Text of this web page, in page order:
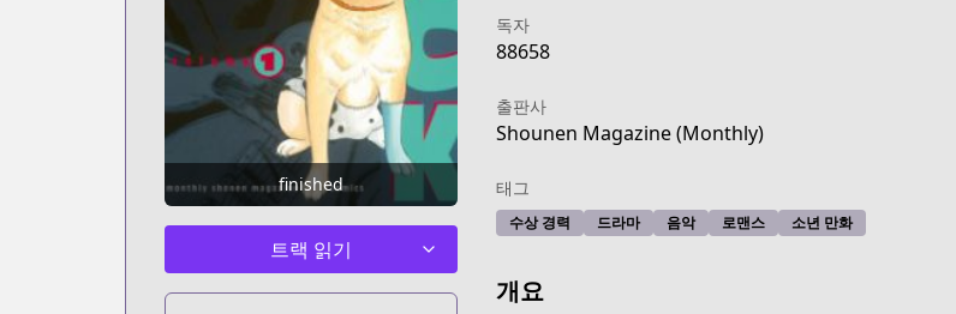
finished
트랙 읽기
독자
88658
출판사
Shounen Magazine (Monthly)
태그
수상 경력 드라마 음악 로맨스 소년 만화
개요